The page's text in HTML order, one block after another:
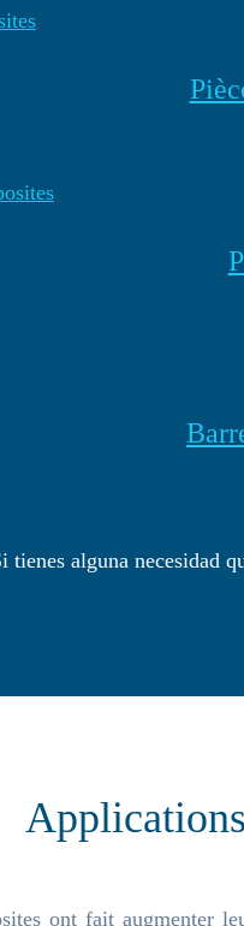
tienes alguna necesidad
ont fait augmenter